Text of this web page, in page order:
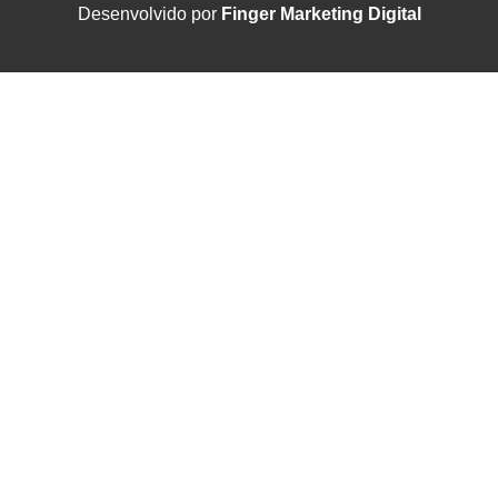
Desenvolvido por Finger Marketing Digital